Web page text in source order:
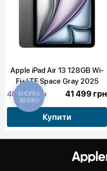
Apple iPad Air 13 128GB Wi-
Fi+LTE Space Gray 2025
(MCJ14)
45 649 грн 41 499 грн
Купити
КНОПКА
ЗВ'ЯЗКУ